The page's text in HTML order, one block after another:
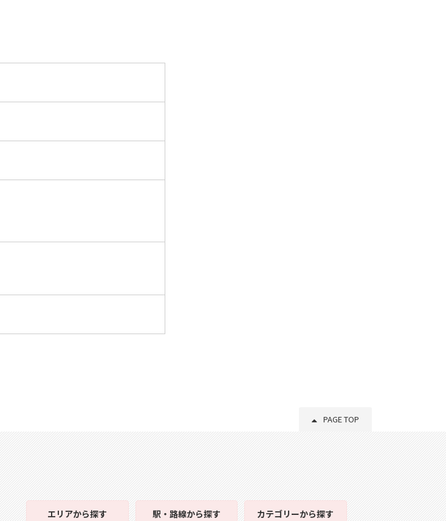
PAGE TOP
エリアから探す 駅・路線から探す カテゴリーから探す